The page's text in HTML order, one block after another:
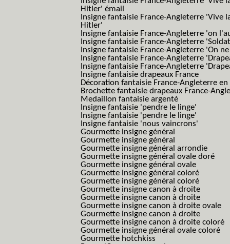
Hitler' émail
Insigne fantaisie France-Angleterre
Hitler'
Insigne fantaisie France-Angleterre 'on
Insigne fantaisie France-Angleterre
Insigne fantaisie France-Angleterre 'On
Insigne fantaisie France-Angleterre
Insigne fantaisie France-Angleterre
Insigne fantaisie drapeaux France
Décoration fantaisie France-Angleterre en
Brochette fantaisie drapeaux France-
Medaillon fantaisie argenté
Insigne fantaisie 'pendre le linge'
Insigne fantaisie 'pendre le linge'
Insigne fantaisie 'nous vaincrons'
Gourmette insigne général
Gourmette insigne général
Gourmette insigne général arrondie
Gourmette insigne général ovale doré
Gourmette insigne général ovale
Gourmette insigne général coloré
Gourmette insigne général coloré
Gourmette insigne canon à droite
Gourmette insigne canon à droite
Gourmette insigne canon à droite ovale
Gourmette insigne canon à droite
Gourmette insigne canon à droite coloré
Gourmette insigne général ovale coloré
Gourmette hotchkiss